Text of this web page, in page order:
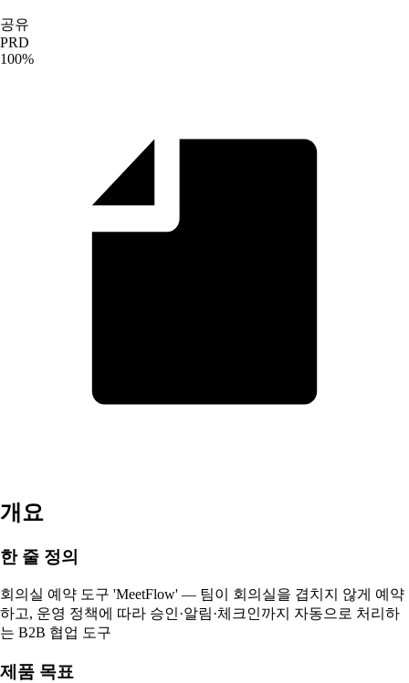
공유
PRD
100%
개요
한 줄 정의
회의실 예약 도구 'MeetFlow' — 팀이 회의실을 겹치지 않게 예약
하고, 운영 정책에 따라 승인·알림·체크인까지 자동으로 처리하
는 B2B 협업 도구
제품 목표